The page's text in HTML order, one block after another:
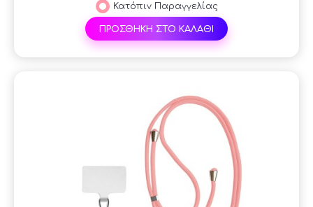
Κατόπιν Παραγγελίας
ΠΡΟΣΘΗΚΗ ΣΤΟ ΚΑΛΑΘΙ